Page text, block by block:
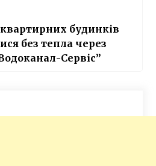
будинків
без тепла через
Сервіс”